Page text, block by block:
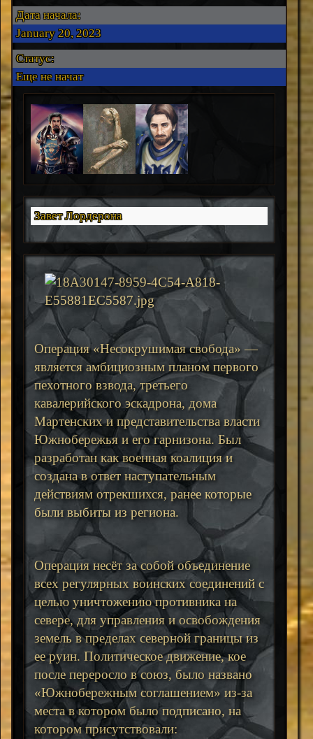
Дата начала:
January 20, 2023
Статус:
Еще не начат
Завет Лордерона
Операция «Несокрушимая свобода» —
является амбициозным планом первого
пехотного взвода, третьего
кавалерийского эскадрона, дома
Мартенских и представительства власти
Южнобережья и его гарнизона. Был
разработан как военная коалиция и
создана в ответ наступательным
действиям отрекшихся, ранее которые
были выбиты из региона.
Операция несёт за собой объединение
всех регулярных воинских соединений с
целью уничтожению противника на
севере, для управления и освобождения
земель в пределах северной границы из
ее руин. Политическое движение, кое
после переросло в союз, было названо
«Южнобережным соглашением» из-за
места в котором было подписано, на
котором присутствовали: